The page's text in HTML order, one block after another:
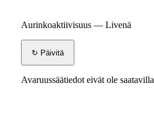
Aurinkoaktiivisuus — Livenä
↻ Päivitä
Avaruussäätiedot eivät ole saatavilla